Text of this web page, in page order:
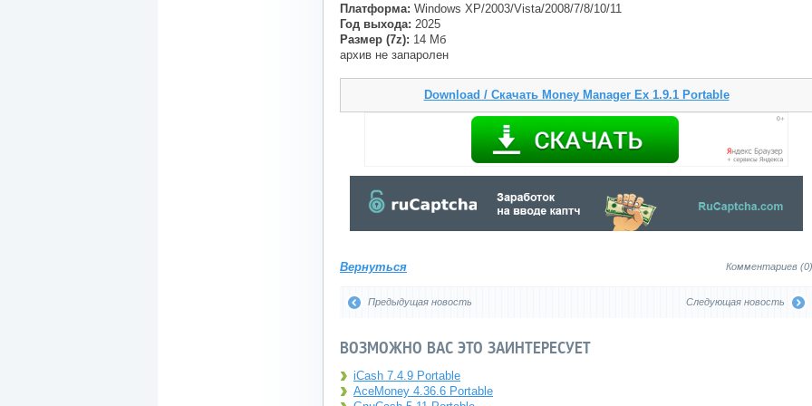
Платформа: Windows XP/2003/Vista/2008/7/8/10/11
Год выхода: 2025
Размер (7z): 14 Мб
архив не запаролен
Download / Скачать Money Manager Ex 1.9.1 Portable
Комментариев (0)
Вернуться
Следующая новость
Предыдущая новость
ВОЗМОЖНО ВАС ЭТО ЗАИНТЕРЕСУЕТ
iCash 7.4.9 Portable
AceMoney 4.36.6 Portable